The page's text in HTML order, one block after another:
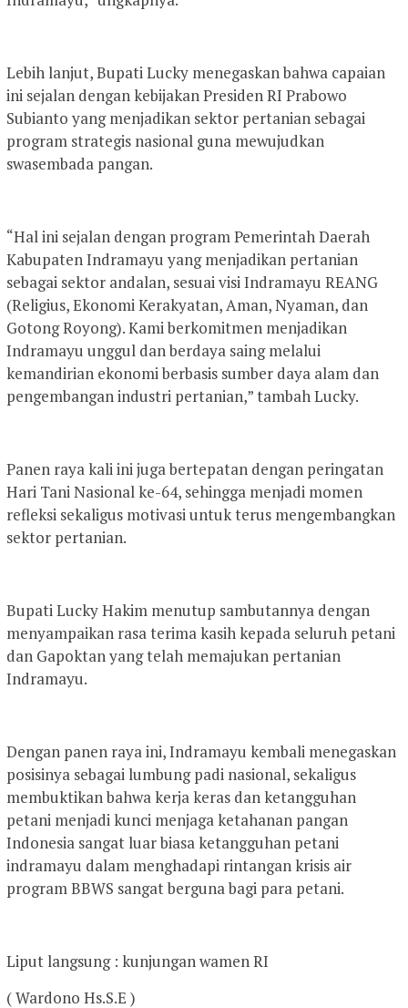
Lebih lanjut, Bupati Lucky menegaskan bahwa capaian
ini sejalan dengan kebijakan Presiden RI Prabowo
Subianto yang menjadikan sektor pertanian sebagai
program strategis nasional guna mewujudkan
swasembada pangan.
“Hal ini sejalan dengan program Pemerintah Daerah
Kabupaten Indramayu yang menjadikan pertanian
sebagai sektor andalan, sesuai visi Indramayu REANG
(Religius, Ekonomi Kerakyatan, Aman, Nyaman, dan
Gotong Royong). Kami berkomitmen menjadikan
Indramayu unggul dan berdaya saing melalui
kemandirian ekonomi berbasis sumber daya alam dan
pengembangan industri pertanian,” tambah Lucky.
Panen raya kali ini juga bertepatan dengan peringatan
Hari Tani Nasional ke-64, sehingga menjadi momen
refleksi sekaligus motivasi untuk terus mengembangkan
sektor pertanian.
Bupati Lucky Hakim menutup sambutannya dengan
menyampaikan rasa terima kasih kepada seluruh petani
dan Gapoktan yang telah memajukan pertanian
Indramayu.
Dengan panen raya ini, Indramayu kembali menegaskan
posisinya sebagai lumbung padi nasional, sekaligus
membuktikan bahwa kerja keras dan ketangguhan
petani menjadi kunci menjaga ketahanan pangan
Indonesia sangat luar biasa ketangguhan petani
indramayu dalam menghadapi rintangan krisis air
program BBWS sangat berguna bagi para petani.
Liput langsung : kunjungan wamen RI
( Wardono Hs.S.E )